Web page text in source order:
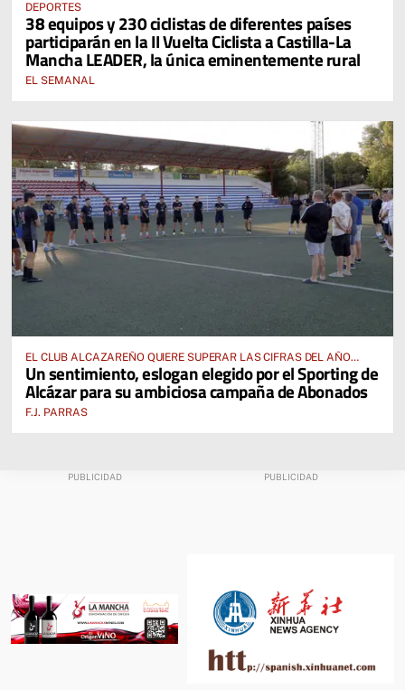
DEPORTES
38 equipos y 230 ciclistas de diferentes países
participarán en la II Vuelta Ciclista a Castilla-La
Mancha LEADER, la única eminentemente rural
EL SEMANAL
EL CLUB ALCAZAREÑO QUIERE SUPERAR LAS CIFRAS DEL AÑO
PASADO E INCLUSO DUPLICARLAS
Un sentimiento, eslogan elegido por el Sporting de
Alcázar para su ambiciosa campaña de Abonados
F.J. PARRAS